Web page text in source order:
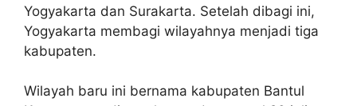
Yogyakarta dan Surakarta. Setelah dibagi ini,
Yogyakarta membagi wilayahnya menjadi tiga
kabupaten.
Wilayah baru ini bernama kabupaten Bantul